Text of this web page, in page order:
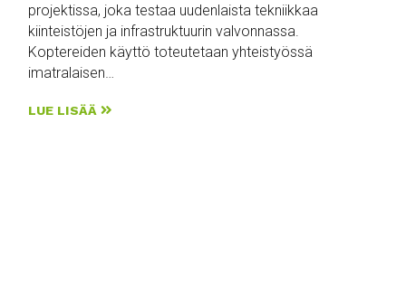
projektissa, joka testaa uudenlaista tekniikkaa
kiinteistöjen ja infrastruktuurin valvonnassa.
Koptereiden käyttö toteutetaan yhteistyössä
imatralaisen…
LUE LISÄÄ